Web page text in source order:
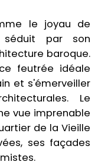
le joyau de
séduit par son
baroque.
feutrée idéale
et s'émerveiller
Le
vue imprenable
de la Vieille
ses façades